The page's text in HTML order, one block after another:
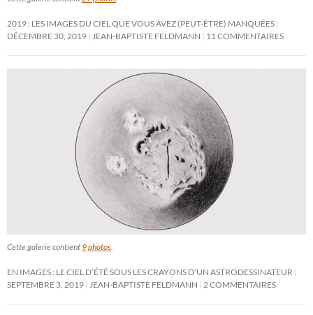
2019 : LES IMAGES DU CIEL QUE VOUS AVEZ (PEUT-ÊTRE) MANQUÉES
DÉCEMBRE 30, 2019
JEAN-BAPTISTE FELDMANN 11 COMMENTAIRES
Cette galerie contient 9 photos
EN IMAGES : LE CIEL D’ÉTÉ SOUS LES CRAYONS D’UN ASTRODESSINATEUR
SEPTEMBRE 3, 2019
JEAN-BAPTISTE FELDMANN 2 COMMENTAIRES